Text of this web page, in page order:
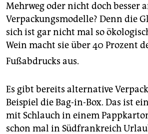
Mehrweg oder nicht doch besser
Verpackungsmodelle? Denn die
sich ist gar nicht mal so
Wein macht sie über 40 Prozent
Fußabdrucks aus.
Es gibt bereits alternative
Beispiel die Bag-in-Box. Das ist
mit Schlauch in einem
schon mal in Südfrankreich